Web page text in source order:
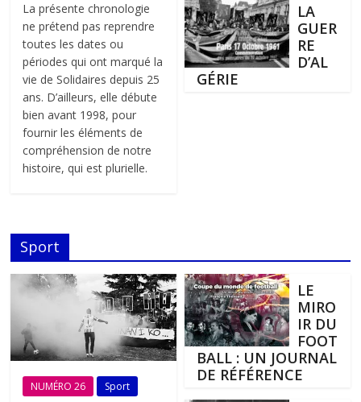
La présente chronologie
ne prétend pas reprendre
toutes les dates ou
périodes qui ont marqué la
vie de Solidaires depuis 25
ans. D’ailleurs, elle débute
bien avant 1998, pour
fournir les éléments de
compréhension de notre
histoire, qui est plurielle.
LA
GUER
RE
D’AL
GÉRIE
Sport
NUMÉRO 26 Sport
LE
MIRO
IR DU
FOOT
BALL : UN JOURNAL
DE RÉFÉRENCE